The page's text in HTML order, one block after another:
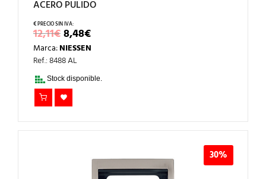
ACERO PULIDO
12,11€EL
PRECIO
ORIGINAL
ERA:
12,11€.
8,48€EL
PRECIO
ACTUAL
8,48€.
Marca:NIESSEN
Ref.: 8488 AL
Stock disponible.
30%